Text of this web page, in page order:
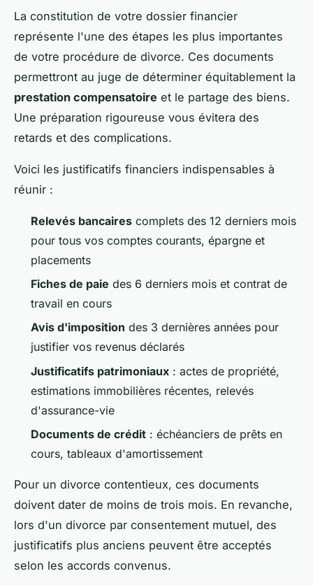
La constitution de votre dossier financier
représente l'une des étapes les plus importantes
de votre procédure de divorce. Ces documents
permettront au juge de déterminer équitablement la
prestation compensatoire et le partage des biens.
Une préparation rigoureuse vous évitera des
retards et des complications.
Voici les justificatifs financiers indispensables à
réunir :
Relevés bancaires complets des 12 derniers mois
pour tous vos comptes courants, épargne et
placements
Fiches de paie des 6 derniers mois et contrat de
travail en cours
Avis d'imposition des 3 dernières années pour
justifier vos revenus déclarés
Justificatifs patrimoniaux : actes de propriété,
estimations immobilières récentes, relevés
d'assurance-vie
Documents de crédit : échéanciers de prêts en
cours, tableaux d'amortissement
Pour un divorce contentieux, ces documents
doivent dater de moins de trois mois. En revanche,
lors d'un divorce par consentement mutuel, des
justificatifs plus anciens peuvent être acceptés
selon les accords convenus.